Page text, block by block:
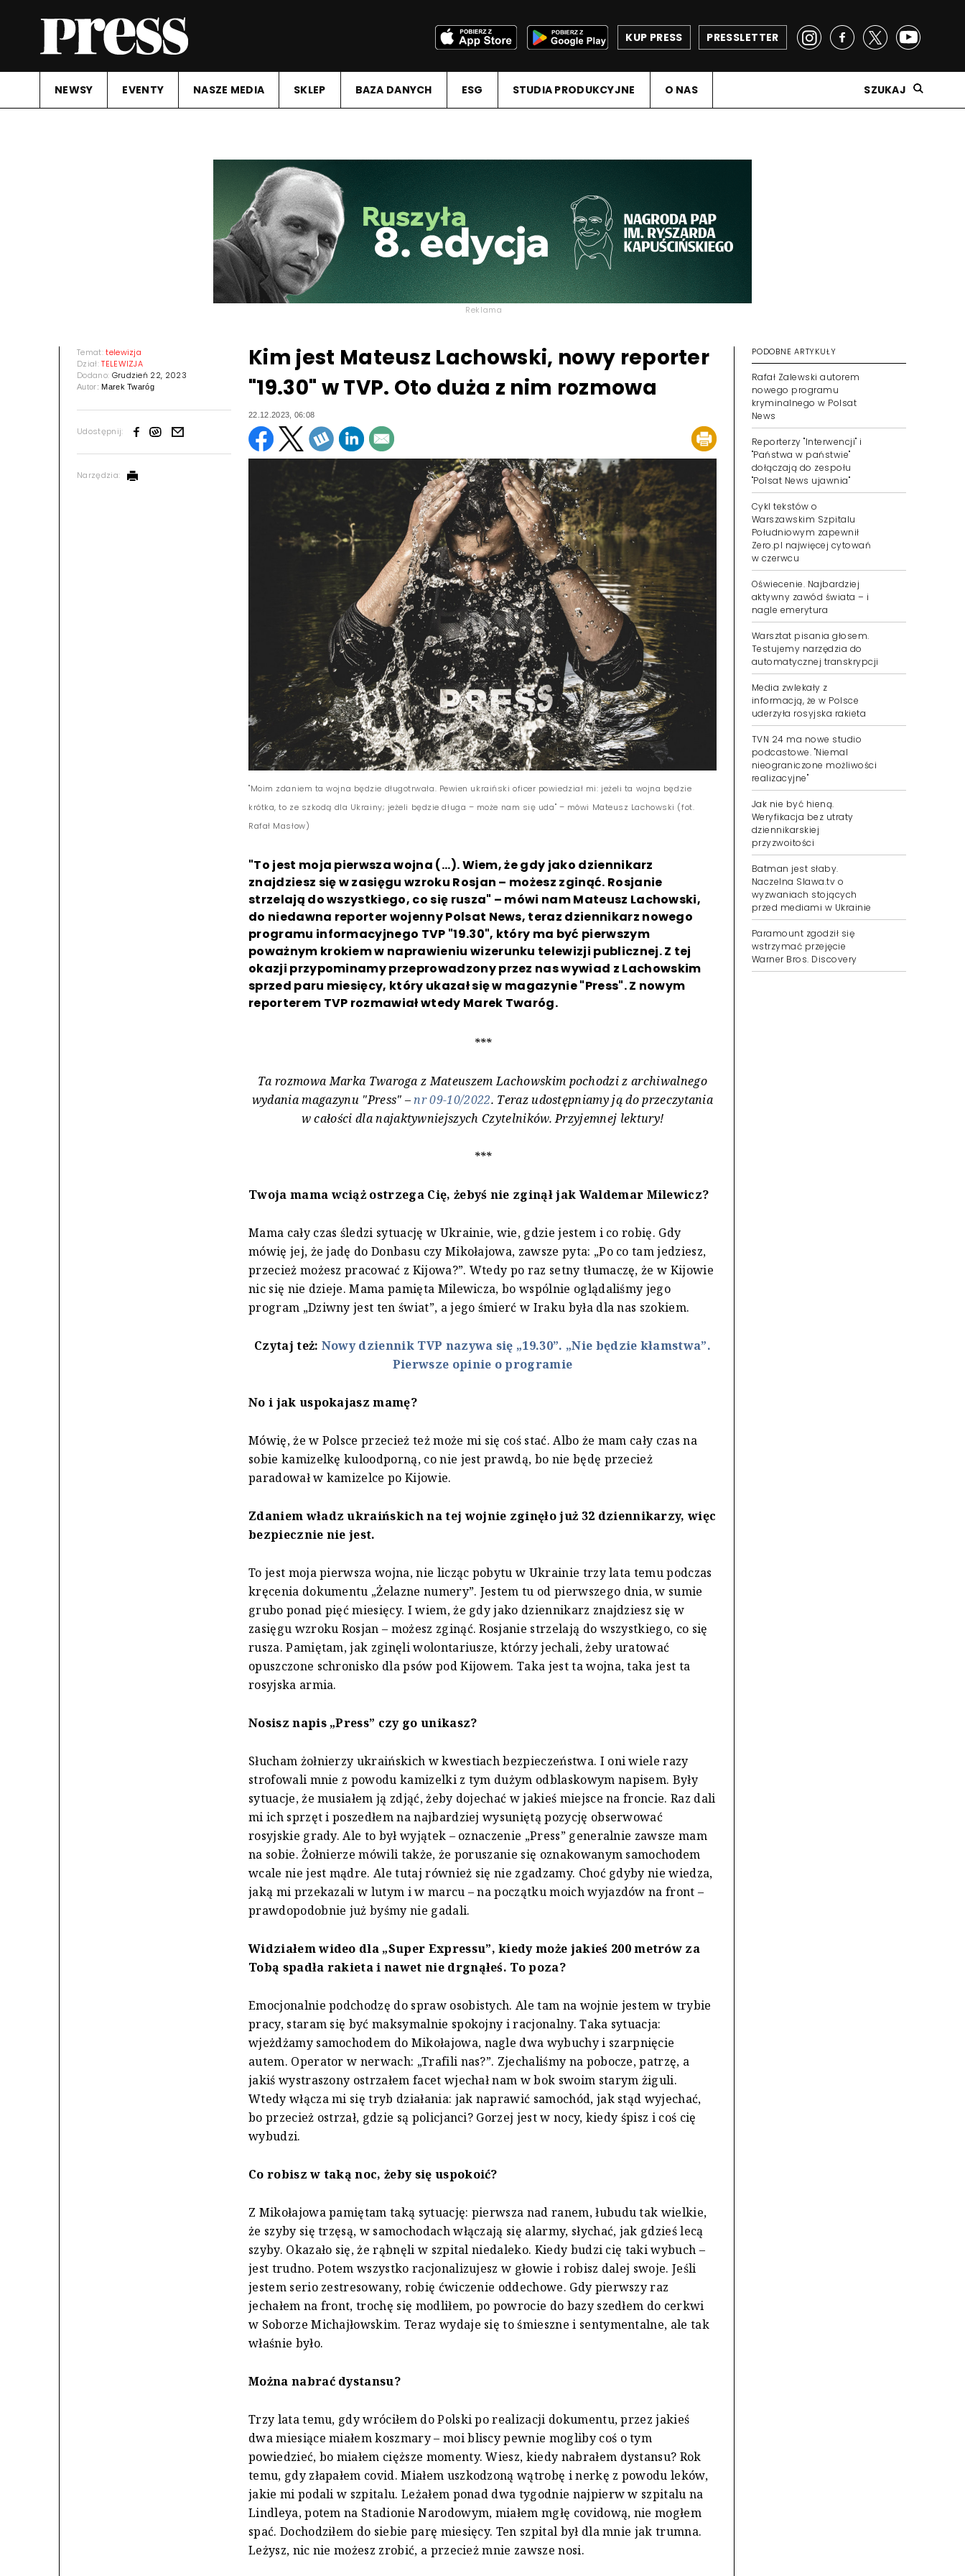
PRESSLETTER
KUP PRESS
NEWSY EVENTY NASZE MEDIA SKLEP BAZA DANYCH ESG STUDIA PRODUKCYJNE O NAS SZUKAJ
Reklama
Temat:telewizja
Dział:TELEWIZJA
Dodano: Grudzień 22, 2023
Autor:Marek Twaróg
Udostępnij:
Narzędzia:
Kim jest Mateusz Lachowski, nowy reporter
"19.30" w TVP. Oto duża z nim rozmowa
22.12.2023, 06:08
"Moim zdaniem ta wojna będzie długotrwała. Pewien ukraiński oficer powiedział mi: jeżeli ta wojna będzie
krótka, to ze szkodą dla Ukrainy; jeżeli będzie długa – może nam się uda" – mówi Mateusz Lachowski (fot.
Rafał Masłow)
"To jest moja pierwsza wojna (...). Wiem, że gdy jako dziennikarz
znajdziesz się w zasięgu wzroku Rosjan – możesz zginąć. Rosjanie
strzelają do wszystkiego, co się rusza" – mówi nam Mateusz Lachowski,
do niedawna reporter wojenny Polsat News, teraz dziennikarz nowego
programu informacyjnego TVP "19.30", który ma być pierwszym
poważnym krokiem w naprawieniu wizerunku telewizji publicznej. Z tej
okazji przypominamy przeprowadzony przez nas wywiad z Lachowskim
sprzed paru miesięcy, który ukazał się w magazynie "Press". Z nowym
reporterem TVP rozmawiał wtedy Marek Twaróg.
***
Ta rozmowa Marka Twaroga zMateuszem Lachowskim pochodzi z archiwalnego
wydania magazynu "Press" –nr 09-10/2022. Teraz udostępniamy ją do przeczytania
w całości dla najaktywniejszych Czytelników. Przyjemnej lektury!
***
Twoja mama wciąż ostrzega Cię, żebyś nie zginął jak Waldemar Milewicz?
Mama cały czas śledzi sytuację w Ukrainie, wie, gdzie jestem i co robię. Gdy
mówię jej, że jadę do Donbasu czy Mikołajowa, zawsze pyta: „Po co tam jedziesz,
przecież możesz pracować z Kijowa?”. Wtedy po raz setny tłumaczę, że w Kijowie
nic się nie dzieje. Mama pamięta Milewicza, bo wspólnie oglądaliśmy jego
program „Dziwny jest ten świat”, a jego śmierć w Iraku była dla nas szokiem.
Czytaj też: Nowy dziennik TVP nazywa się „19.30”. „Nie będzie kłamstwa”.
Pierwsze opinie o programie
No i jak uspokajasz mamę?
Mówię, że w Polsce przecież też może mi się coś stać. Albo że mam cały czas na
sobie kamizelkę kuloodporną, co nie jest prawdą, bo nie będę przecież
paradował w kamizelce po Kijowie.
Zdaniem władz ukraińskich na tej wojnie zginęło już 32 dziennikarzy, więc
bezpiecznie nie jest.
To jest moja pierwsza wojna, nie licząc pobytu w Ukrainie trzy lata temu podczas
kręcenia dokumentu „Żelazne numery”. Jestem tu od pierwszego dnia, w sumie
grubo ponad pięć miesięcy. I wiem, że gdy jako dziennikarz znajdziesz się w
zasięgu wzroku Rosjan – możesz zginąć. Rosjanie strzelają do wszystkiego, co się
rusza. Pamiętam, jak zginęli wolontariusze, którzy jechali, żeby uratować
opuszczone schronisko dla psów pod Kijowem. Taka jest ta wojna, taka jest ta
rosyjska armia.
Nosisz napis „Press” czy go unikasz?
Słucham żołnierzy ukraińskich w kwestiach bezpieczeństwa. I oni wiele razy
strofowali mnie z powodu kamizelki z tym dużym odblaskowym napisem. Były
sytuacje, że musiałem ją zdjąć, żeby dojechać w jakieś miejsce na froncie. Raz dali
mi ich sprzęt i poszedłem na najbardziej wysuniętą pozycję obserwować
rosyjskie grady. Ale to był wyjątek – oznaczenie „Press” generalnie zawsze mam
na sobie. Żołnierze mówili także, że poruszanie się oznakowanym samochodem
wcale nie jest mądre. Ale tutaj również się nie zgadzamy. Choć gdyby nie wiedza,
jaką mi przekazali w lutym i w marcu – na początku moich wyjazdów na front –
prawdopodobnie już byśmy nie gadali.
Widziałem wideo dla „Super Expressu”, kiedy może jakieś 200 metrów za
Tobą spadła rakieta i nawet nie drgnąłeś. To poza?
Emocjonalnie podchodzę do spraw osobistych. Ale tam na wojnie jestem w trybie
pracy, staram się być maksymalnie spokojny i racjonalny. Taka sytuacja:
wjeżdżamy samochodem do Mikołajowa, nagle dwa wybuchy i szarpnięcie
autem. Operator w nerwach: „Trafili nas?”. Zjechaliśmy na pobocze, patrzę, a
jakiś wystraszony ostrzałem facet wjechał nam w bok swoim starym żiguli.
Wtedy włącza mi się tryb działania: jak naprawić samochód, jak stąd wyjechać,
bo przecież ostrzał, gdzie są policjanci? Gorzej jest w nocy, kiedy śpisz i coś cię
wybudzi.
Co robisz w taką noc, żeby się uspokoić?
Z Mikołajowa pamiętam taką sytuację: pierwsza nad ranem, łubudu tak wielkie,
że szyby się trzęsą, w samochodach włączają się alarmy, słychać, jak gdzieś lecą
szyby. Okazało się, że rąbnęli w szpital niedaleko. Kiedy budzi cię taki wybuch –
jest trudno. Potem wszystko racjonalizujesz w głowie i robisz dalej swoje. Jeśli
jestem serio zestresowany, robię ćwiczenie oddechowe. Gdy pierwszy raz
jechałem na front, trochę się modliłem, po powrocie do bazy szedłem do cerkwi
w Soborze Michajłowskim. Teraz wydaje się to śmieszne i sentymentalne, ale tak
właśnie było.
Można nabrać dystansu?
Trzy lata temu, gdy wróciłem do Polski po realizacji dokumentu, przez jakieś
dwa miesiące miałem koszmary – moi bliscy pewnie mogliby coś o tym
powiedzieć, bo miałem cięższe momenty. Wiesz, kiedy nabrałem dystansu? Rok
temu, gdy złapałem covid. Miałem uszkodzoną wątrobę i nerkę z powodu leków,
jakie mi podali w szpitalu. Leżałem ponad dwa tygodnie najpierw w szpitalu na
Lindleya, potem na Stadionie Narodowym, miałem mgłę covidową, nie mogłem
spać. Dochodziłem do siebie parę miesięcy. Ten szpital był dla mnie jak trumna.
Leżysz, nic nie możesz zrobić, a przecież mnie zawsze nosi.
PODOBNE ARTYKUŁY
Rafał Zalewski autorem
nowego programu
kryminalnego w Polsat
News
Reporterzy "Interwencji" i
"Państwa w państwie"
dołączają do zespołu
"Polsat News ujawnia"
Cykl tekstów o
Warszawskim Szpitalu
Południowym zapewnił
Zero.pl najwięcej cytowań
w czerwcu
Oświecenie. Najbardziej
aktywny zawód świata – i
nagle emerytura
Warsztat pisania głosem.
Testujemy narzędzia do
automatycznej transkrypcji
Media zwlekały z
informacją, że w Polsce
uderzyła rosyjska rakieta
TVN 24 ma nowe studio
podcastowe. "Niemal
nieograniczone możliwości
realizacyjne"
Jak nie być hieną.
Weryfikacja bez utraty
dziennikarskiej
przyzwoitości
Batman jest słaby.
Naczelna Slawa.tv o
wyzwaniach stojących
przed mediami w Ukrainie
Paramount zgodził się
wstrzymać przejęcie
Warner Bros. Discovery